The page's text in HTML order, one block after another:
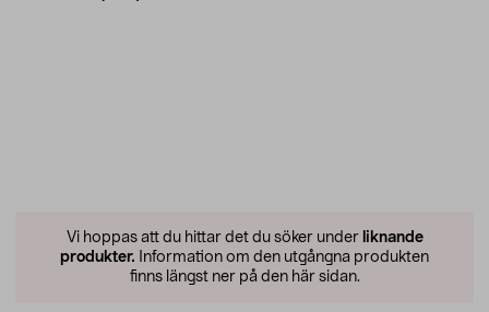
Vi hoppas att du hittar det du söker under liknande
produkter. Information om den utgångna produkten
finns längst ner på den här sidan.